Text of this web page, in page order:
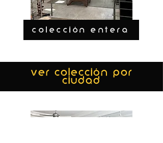
COLECCIÓN ENTERA
ver colección por
ciudad